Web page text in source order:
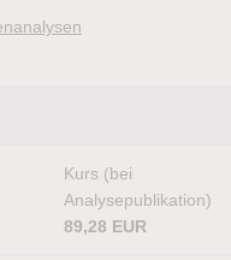
Kurs (bei
Analysepublikation)
89,28 EUR